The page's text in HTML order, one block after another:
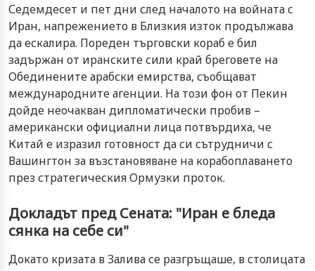
Седемдесет и пет дни след началото на войната с
Иран, напрежението в Близкия изток продължава
да ескалира. Пореден търговски кораб е бил
задържан от иранските сили край бреговете на
Обединените арабски емирства, съобщават
международните агенции. На този фон от Пекин
дойде неочакван дипломатически пробив –
американски официални лица потвърдиха, че
Китай е изразил готовност да си сътрудничи с
Вашингтон за възстановяване на корабоплаването
през стратегическия Ормузки проток.
Докладът пред Сената: "Иран е бледа
сянка на себе си"
Докато кризата в Залива се разгръщаше, в столицата